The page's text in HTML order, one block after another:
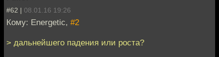
#62 | 08.01.16 19:26
Кому: Energetic, #2
> дальнейшего падения или роста?